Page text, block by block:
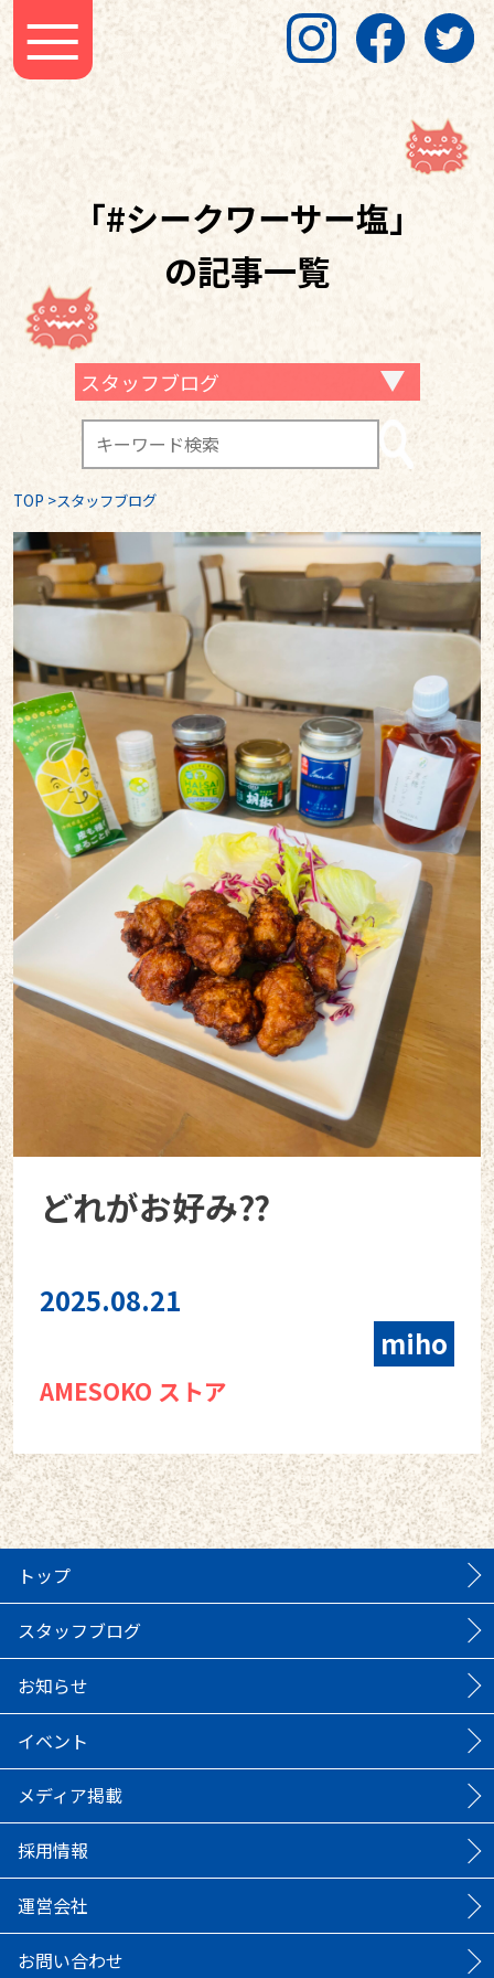
「#シークワーサー塩」
の記事一覧
スタッフブログ
TOP >スタッフブログ
どれがお好み⁇
2025.08.21
miho
AMESOKO ストア
トップ
スタッフブログ
お知らせ
イベント
メディア掲載
採用情報
運営会社
お問い合わせ